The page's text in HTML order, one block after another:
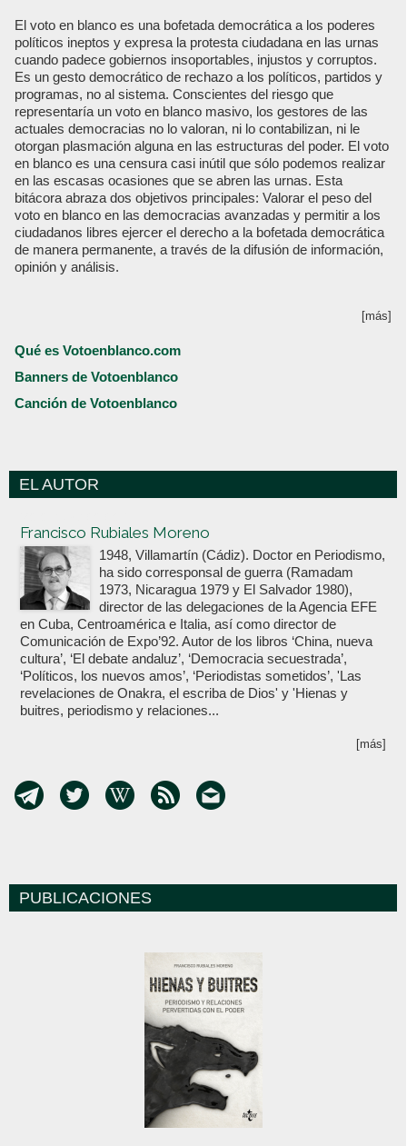
El voto en blanco es una bofetada democrática a los poderes
políticos ineptos y expresa la protesta ciudadana en las urnas
cuando padece gobiernos insoportables, injustos y corruptos.
Es un gesto democrático de rechazo a los políticos, partidos y
programas, no al sistema. Conscientes del riesgo que
representaría un voto en blanco masivo, los gestores de las
actuales democracias no lo valoran, ni lo contabilizan, ni le
otorgan plasmación alguna en las estructuras del poder. El voto
en blanco es una censura casi inútil que sólo podemos realizar
en las escasas ocasiones que se abren las urnas. Esta
bitácora abraza dos objetivos principales: Valorar el peso del
voto en blanco en las democracias avanzadas y permitir a los
ciudadanos libres ejercer el derecho a la bofetada democrática
de manera permanente, a través de la difusión de información,
opinión y análisis.
[más]
Qué es Votoenblanco.com
Banners de Votoenblanco
Canción de Votoenblanco
EL AUTOR
Francisco Rubiales Moreno
1948, Villamartín (Cádiz). Doctor en Periodismo,
ha sido corresponsal de guerra (Ramadam
1973, Nicaragua 1979 y El Salvador 1980),
director de las delegaciones de la Agencia EFE
en Cuba, Centroamérica e Italia, así como director de
Comunicación de Expo’92. Autor de los libros ‘China, nueva
cultura’, ‘El debate andaluz’, ‘Democracia secuestrada’,
‘Políticos, los nuevos amos’, ‘Periodistas sometidos’, 'Las
revelaciones de Onakra, el escriba de Dios' y 'Hienas y
buitres, periodismo y relaciones...
[más]
PUBLICACIONES